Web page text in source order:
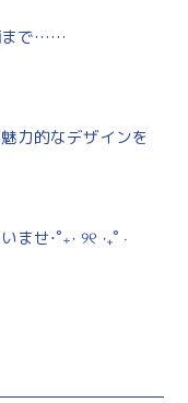
まで……
力的なデザインを
せ⋅˚₊‧ ୨୧ ‧₊˚ ⋅